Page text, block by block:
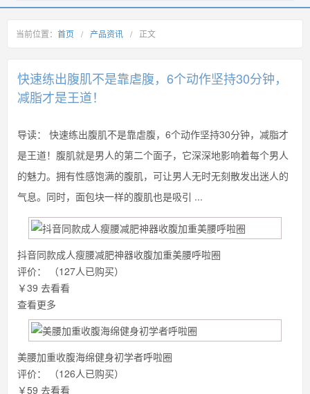
当前位置： 首页 / 产品资讯 / 正文
快速练出腹肌不是靠虐腹，6个动作坚持30分钟，
减脂才是王道！
导读：
快速练出腹肌不是靠虐腹，6个动作坚持30分钟，减脂才
是王道！腹肌就是男人的第二个面子，它深深地影响着每个男人
的魅力。拥有性感饱满的腹肌，可让男人无时无刻散发出迷人的
气息。同时，面包块一样的腹肌也是吸引 ...
抖音同款成人瘦腰减肥神器收腹加重美腰呼啦圈
评价：
（127人已购买）
￥39 去看看
查看更多
美腰加重收腹海绵健身初学者呼啦圈
评价：
（126人已购买）
￥59 去看看